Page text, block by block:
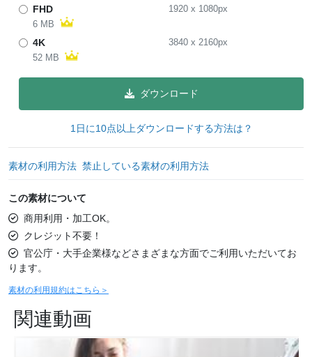
FHD 1920x 1080px
6 MB
4K 3840x 2160px
52 MB
ダウンロード
1日に10点以上ダウンロードする方法は？
素材の利用方法 禁止している素材の利用方法
この素材について
商用利用・加工OK。
クレジット不要！
官公庁・大手企業様などさまざまな方面でご利用いただいてお
ります。
素材の利用規約はこちら＞
関連動画